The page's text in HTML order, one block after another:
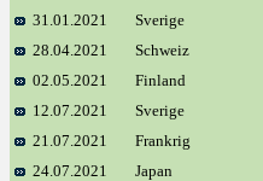
31.01.2021
Sverige
28.04.2021
Schweiz
02.05.2021
Finland
12.07.2021
Sverige
21.07.2021
Frankrig
24.07.2021
Japan